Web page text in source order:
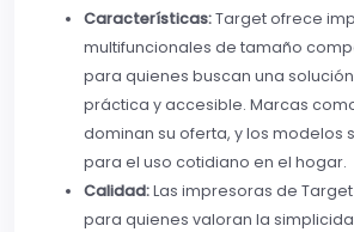
Características:Target ofrece
multifuncionales de tamaño
para quienes buscan una
práctica y accesible. Marcas
dominan su oferta, y los modelos
para el uso cotidiano en el hogar.
Calidad:Las impresoras de
para quienes valoran la